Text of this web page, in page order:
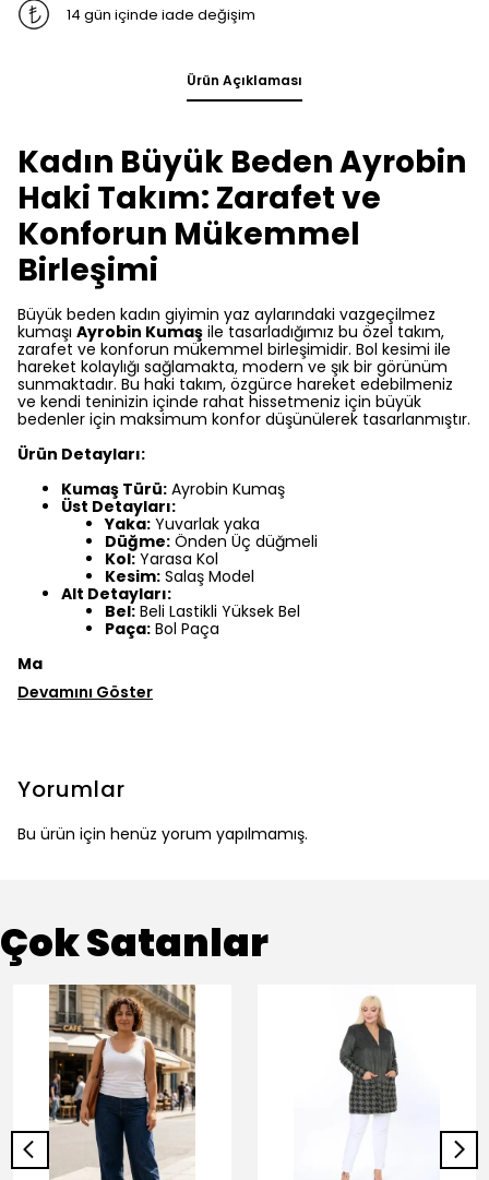
14 gün içinde iade değişim
Ürün Açıklaması
Kadın Büyük Beden Ayrobin
Haki Takım: Zarafet ve
Konforun Mükemmel
Birleşimi
Büyük beden kadın giyimin yaz aylarındaki vazgeçilmez
kumaşı Ayrobin Kumaş ile tasarladığımız bu özel takım,
zarafet ve konforun mükemmel birleşimidir. Bol kesimi ile
hareket kolaylığı sağlamakta, modern ve şık bir görünüm
sunmaktadır. Bu haki takım, özgürce hareket edebilmeniz
ve kendi teninizin içinde rahat hissetmeniz için büyük
bedenler için maksimum konfor düşünülerek tasarlanmıştır.
Ürün Detayları:
Kumaş Türü: Ayrobin Kumaş
Üst Detayları:
Yaka: Yuvarlak yaka
Düğme: Önden Üç düğmeli
Kol: Yarasa Kol
Kesim: Salaş Model
Alt Detayları:
Bel: Beli Lastikli Yüksek Bel
Paça: Bol Paça
Ma
Devamını Göster
Yorumlar
Bu ürün için henüz yorum yapılmamış.
Çok Satanlar